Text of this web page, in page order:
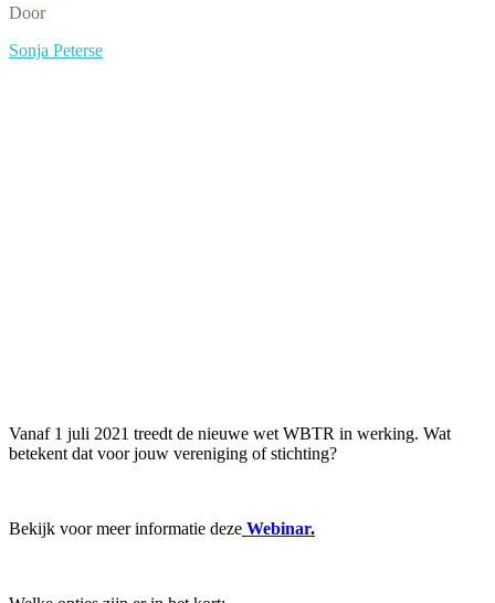
Door
Sonja Peterse
Vanaf 1 juli 2021 treedt de nieuwe wet WBTR in werking. Wat
betekent dat voor jouw vereniging of stichting?
Bekijk voor meer informatie deze Webinar.